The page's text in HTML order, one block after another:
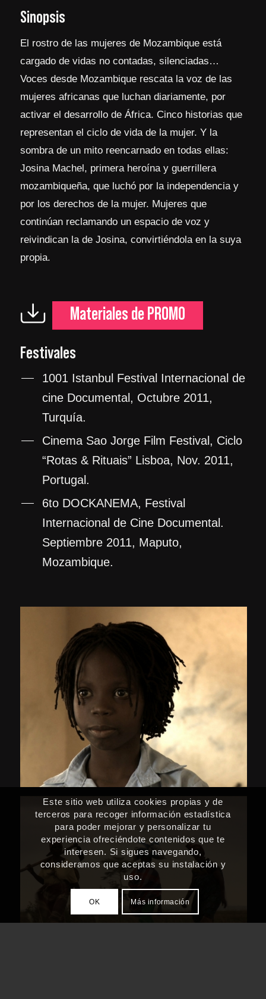
Sinopsis
El rostro de las mujeres de Mozambique está
cargado de vidas no contadas, silenciadas…
Voces desde Mozambique rescata la voz de las
mujeres africanas que luchan diariamente, por
activar el desarrollo de África. Cinco historias que
representan el ciclo de vida de la mujer. Y la
sombra de un mito reencarnado en todas ellas:
Josina Machel, primera heroína y guerrillera
mozambiqueña, que luchó por la independencia y
por los derechos de la mujer. Mujeres que
continúan reclamando un espacio de voz y
reivindican la de Josina, convirtiéndola en la suya
propia.
Materiales de PROMO
Festivales
1001 Istanbul Festival Internacional de
cine Documental, Octubre 2011,
Turquía.
Cinema Sao Jorge Film Festival, Ciclo
“Rotas & Rituais” Lisboa, Nov. 2011,
Portugal.
6to DOCKANEMA, Festival
Internacional de Cine Documental.
Septiembre 2011, Maputo,
Mozambique.
Este sitio web utiliza cookies propias y de
terceros para recoger información estadística
para poder mejorar y personalizar tu
experiencia ofreciéndote contenidos que te
interesen. Si sigues navegando,
consideramos que aceptas su instalación y
uso.
OK Más información